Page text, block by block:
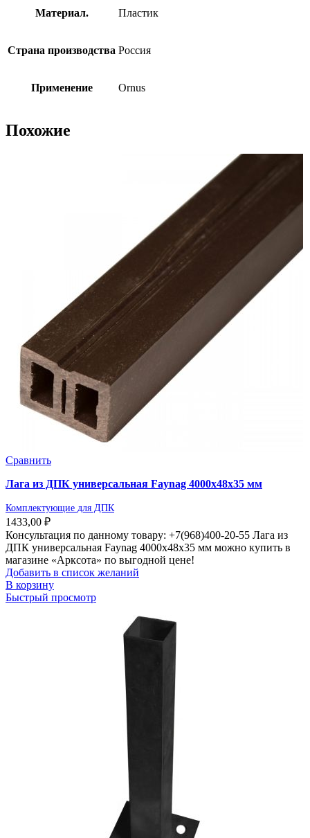
Материал. Пластик
Страна производства Россия
Применение Ornus
Похожие
Сравнить
Лага из ДПК универсальная Faynag 4000х48х35 мм
Комплектующие для ДПК
1433,00 ₽
Консультация по данному товару: +7(968)400-20-55 Лага из
ДПК универсальная Faynag 4000х48х35 мм можно купить в
магазине «Арксота» по выгодной цене!
Добавить в список желаний
В корзину
Быстрый просмотр